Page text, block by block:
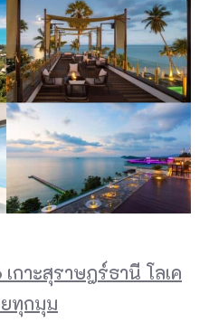
กาะสุราษฎร์ธานี โลเค
ทุกมุม